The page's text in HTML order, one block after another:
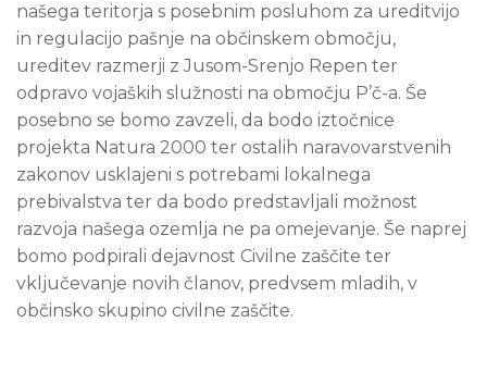
našega teritorja s posebnim posluhom za ureditvijo
in regulacijo pašnje na občinskem območju,
ureditev razmerji z Jusom-Srenjo Repen ter
odpravo vojaških služnosti na območju P’č-a. Še
posebno se bomo zavzeli, da bodo iztočnice
projekta Natura 2000 ter ostalih naravovarstvenih
zakonov usklajeni s potrebami lokalnega
prebivalstva ter da bodo predstavljali možnost
razvoja našega ozemlja ne pa omejevanje. Še naprej
bomo podpirali dejavnost Civilne zaščite ter
vključevanje novih članov, predvsem mladih, v
občinsko skupino civilne zaščite.